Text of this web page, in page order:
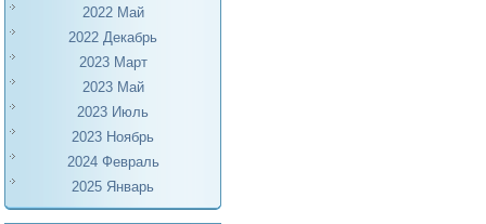
2022 Май
2022 Декабрь
2023 Март
2023 Май
2023 Июль
2023 Ноябрь
2024 Февраль
2025 Январь